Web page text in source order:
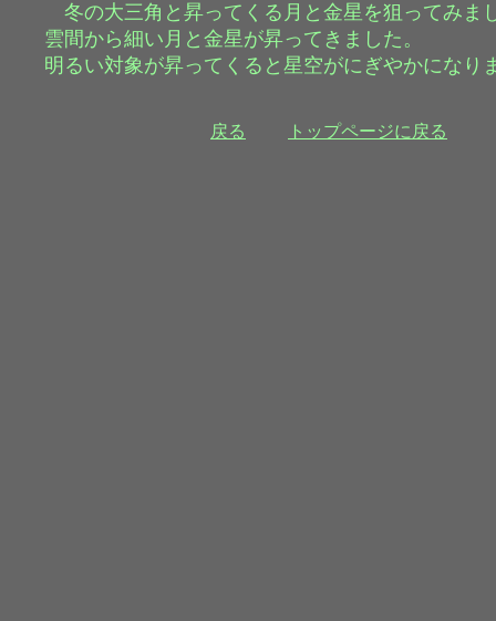
トップページに戻る
戻る
冬の大三角と昇ってくる月と金星を狙ってみま
雲間から細い月と金星が昇ってきました。
明るい対象が昇ってくると星空がにぎやかになり